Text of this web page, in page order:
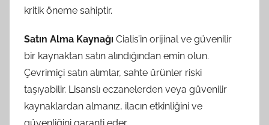
kritik öneme sahiptir.
Satın Alma Kaynağı Cialis’in orijinal ve güvenilir
bir kaynaktan satın alındığından emin olun.
Çevrimiçi satın alımlar, sahte ürünler riski
taşıyabilir. Lisanslı eczanelerden veya güvenilir
kaynaklardan almanız, ilacın etkinliğini ve
güvenliğini garanti eder.